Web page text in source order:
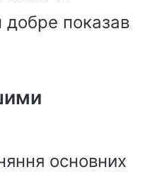
добре показав
основних